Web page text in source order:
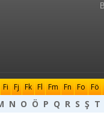
Fi Fj Fk Fl Fm Fn Fo Fö
N O Ö P Q R S Ş T